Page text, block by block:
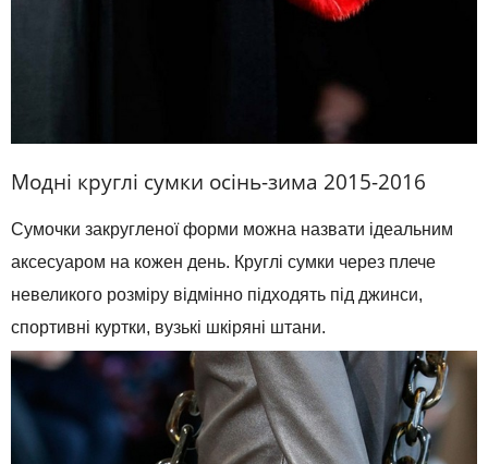
Модні круглі сумки осінь-зима 2015-2016
Сумочки закругленої форми можна назвати ідеальним
аксесуаром на кожен день. Круглі сумки через плече
невеликого розміру відмінно підходять під джинси,
спортивні куртки, вузькі шкіряні штани.